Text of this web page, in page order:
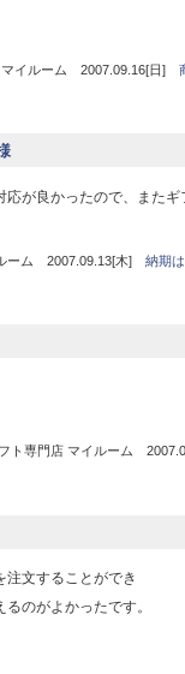
マイルーム 2007.09.16[日]
が良かったので、また
ーム 2007.09.13[木] 納期
ト専門店 マイルーム
注文することができ
のがよかったです。